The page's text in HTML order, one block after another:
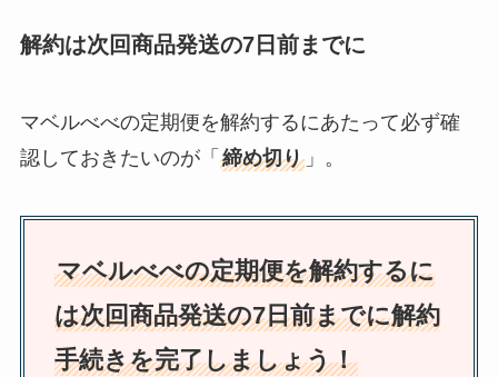
解約は次回商品発送の7日前までに
マベルべべの定期便を解約するにあたって必ず確
認しておきたいのが「 締め切り」。
マベルべべの定期便を解約するに
は次回商品発送の7日前までに解約
手続きを完了しましょう！